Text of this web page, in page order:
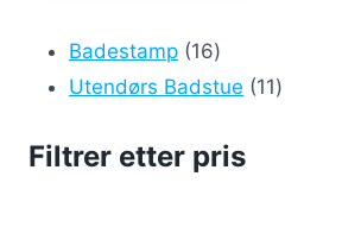
Badestamp 1616
produkter
Utendørs Badstue 1111
Filtrer etter pris